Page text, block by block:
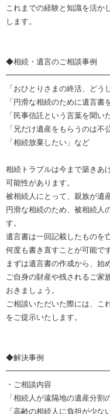
これまでの経験と知識を活か
します。
◆相続・遺言のご相談事例
「おひとりさまの終活、どう
「円滑な相続のために遺言書
「民事信託という言葉を聞い
「兄だけ遺産をもらうのは不
「相続放棄したい」など
相続トラブルは今まで築きあ
可能性があります。
被相続人にとって、親族が遺
円滑な相続のため、被相続人
す。
遺言書は一回記載したものを
何度も書き直すことが可能です
まずは遺言書の作成から、始
ご自身の財産や残されるご家
おきましょう。
ご相談いただいた際には、こ
をご提示いたします。
◆解決事例
・ご相談内容
「相続人が遠隔地の遺産分割
「高齢の相続人に負担が少な